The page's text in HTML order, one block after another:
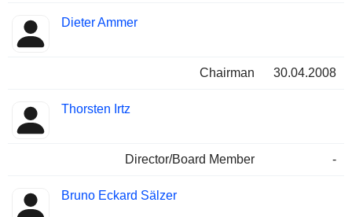
Dieter Ammer
Chairman 30.04.2008
Thorsten Irtz
Director/Board Member -
Bruno Eckard Sälzer